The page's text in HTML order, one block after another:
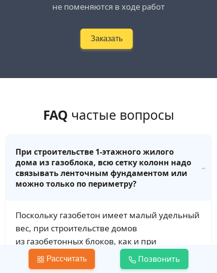
не поменяются в ходе работ
Заказать
FAQ частые вопросы
При строительстве 1-этажного жилого
дома из газоблока, всю сетку колонн надо
связывать ленточным фундаментом или
можно только по периметру?
Поскольку газобетон имеет малый удельный
вес, при строительстве домов
из газобетонных блоков, как и при
возведении деревянных домов,
обустраивают мелкозаглубленный
Рассчитать Позвонить